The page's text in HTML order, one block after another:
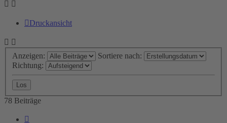
Druckansicht
Anzeigen:
Sortiere nach:
Richtung:
78 Beiträge